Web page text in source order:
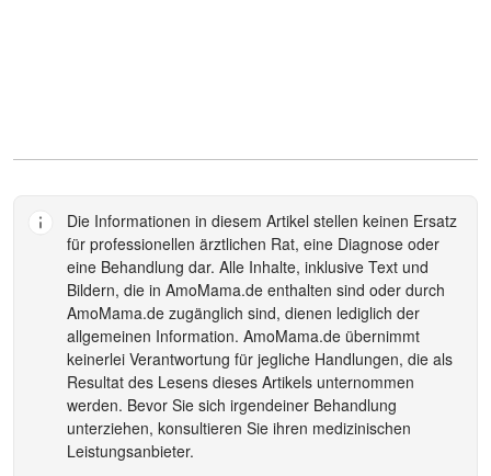
Die Informationen in diesem Artikel stellen keinen Ersatz
für professionellen ärztlichen Rat, eine Diagnose oder
eine Behandlung dar. Alle Inhalte, inklusive Text und
Bildern, die in AmoMama.de enthalten sind oder durch
AmoMama.de zugänglich sind, dienen lediglich der
allgemeinen Information. AmoMama.de übernimmt
keinerlei Verantwortung für jegliche Handlungen, die als
Resultat des Lesens dieses Artikels unternommen
werden. Bevor Sie sich irgendeiner Behandlung
unterziehen, konsultieren Sie ihren medizinischen
Leistungsanbieter.